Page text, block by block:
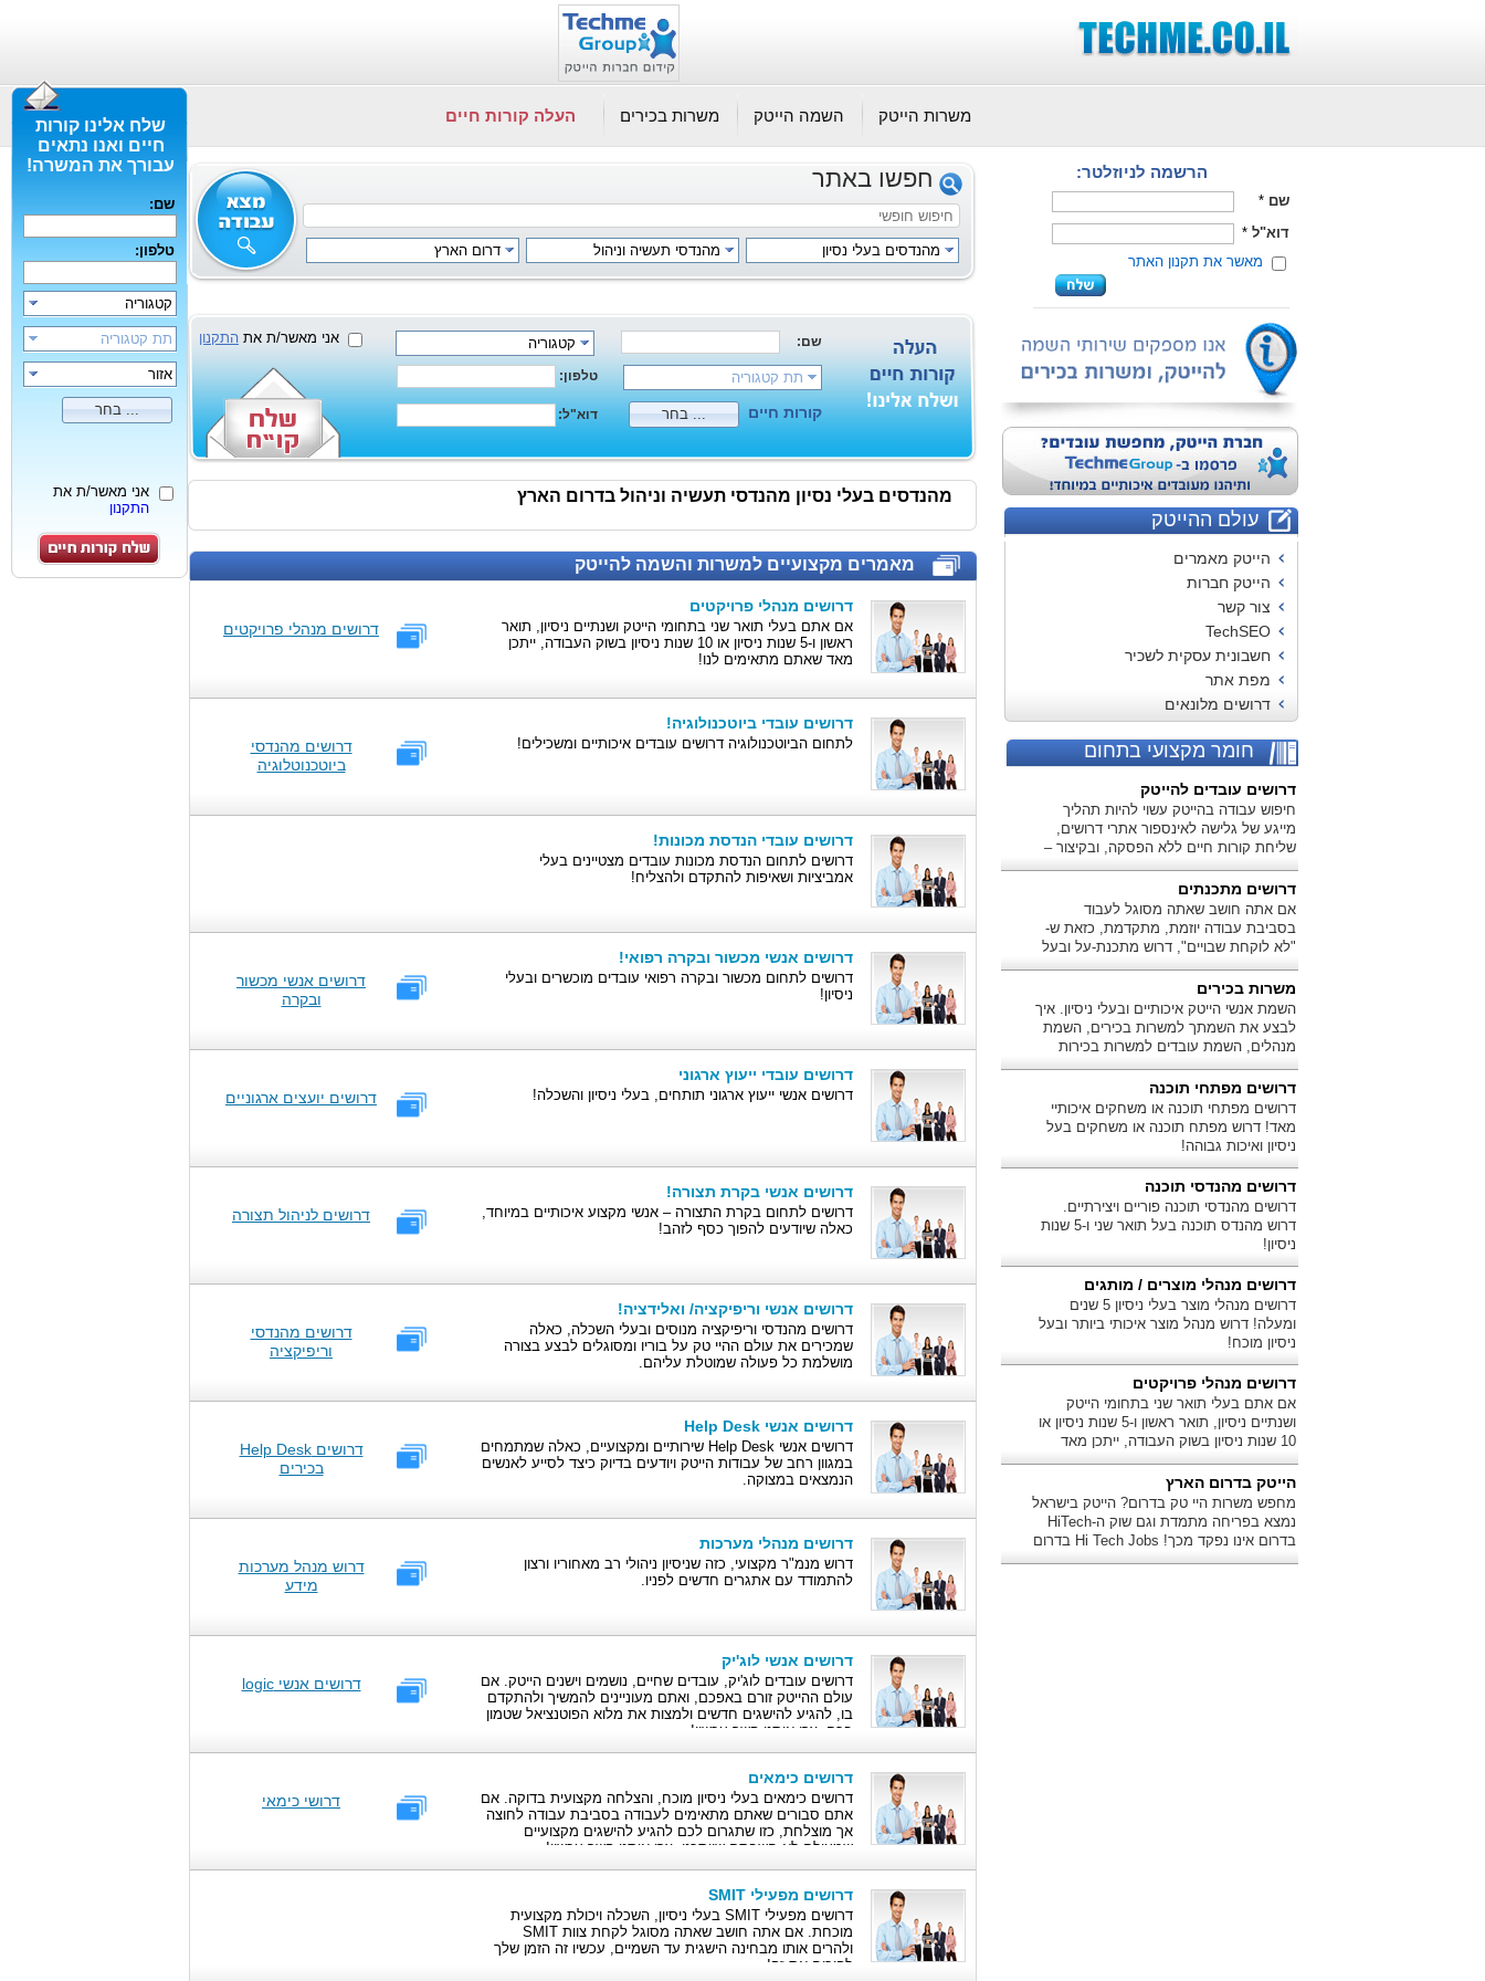
משרות הייטק השמה הייטק משרות בכירים העלה קורות חיים
הרשמה לניוזלטר:
שם *
דוא"ל *
מאשר את תקנון האתר
עולם ההייטק
הייטק מאמרים
הייטק חברות
צור קשר
TechSEO
חשבונית עסקית לשכיר
מפת אתר
דרושים מלונאים
חומר מקצועי בתחום
דרושים עובדים להייטק
חיפוש עבודה בהייטק עשוי להיות תהליך
מייגע של גלישה לאינספור אתרי דרושים,
שליחת קורות חיים ללא הפסקה, ובקיצור –
דיכאון אחד גדול.
דרושים מתכנתים
אם אתה חושב שאתה מסוגל לעבוד
בסביבת עבודה יוזמת, מתקדמת, כזאת ש-
"לא לוקחת שבויים", דרוש מתכנת-על ובעל
ניסיון!
משרות בכירים
השמת אנשי הייטק איכותיים ובעלי ניסיון. איך
לבצע את השמתך למשרות בכירים, השמת
מנהלים, השמת עובדים למשרות בכירות
ומשרות ניהול?
דרושים מפתחי תוכנה
דרושים מפתחי תוכנה או משחקים איכותיי
מאד! דרוש מפתח תוכנה או משחקים בעל
ניסיון ואיכות גבוהה!
דרושים מהנדסי תוכנה
דרושים מהנדסי תוכנה פוריים ויצירתיים.
דרוש מהנדס תוכנה בעל תואר שני ו-5 שנות
ניסיון!
דרושים מנהלי מוצרים / מותגים
דרושים מנהלי מוצר בעלי ניסיון 5 שנים
ומעלה! דרוש מנהל מוצר איכותי ביותר ובעל
ניסיון מוכח!
דרושים מנהלי פרויקטים
אם אתם בעלי תואר שני בתחומי הייטק
ושנתיים ניסיון, תואר ראשון ו-5 שנות ניסיון או
10 שנות ניסיון בשוק העבודה, ייתכן מאד
שאתם מתאימים לנו!
הייטק בדרום הארץ
מחפש משרות היי טק בדרום? הייטק בישראל
נמצא בפריחה מתמדת וגם שוק ה-HiTech
בדרום אינו נפקד מכך! Hi Tech Jobs בדרום
יש הרבה, ואנו נסייע לך למצוא אותן!
חפשו באתר
מהנדסים בעלי נסיון מהנדסי תעשיה וניהול דרום הארץ
אני מאשר/ת את התקנון שם: קטגוריה
תת קטגוריה טלפון:
קורות חיים דוא"ל:
מהנדסים בעלי נסיון מהנדסי תעשיה וניהול בדרום הארץ
מאמרים מקצועיים למשרות והשמה להייטק
דרושים מנהלי פרויקטים
אם אתם בעלי תואר שני בתחומי הייטק ושנתיים ניסיון, תואר
ראשון ו-5 שנות ניסיון או 10 שנות ניסיון בשוק העבודה, ייתכן
מאד שאתם מתאימים לנו!
דרושים מנהלי פרויקטים
דרושים עובדי ביוטכנולוגיה!
לתחום הביוטכנולוגיה דרושים עובדים איכותיים ומשכילים!
דרושים מהנדסי
ביוטכנוטלוגיה
דרושים עובדי הנדסת מכונות!
דרושים לתחום הנדסת מכונות עובדים מצטיינים בעלי
אמביציות ושאיפות להתקדם ולהצליח!
דרושים אנשי מכשור ובקרה רפואי!
דרושים לתחום מכשור ובקרה רפואי עובדים מוכשרים ובעלי
ניסיון!
דרושים אנשי מכשור
ובקרה
דרושים עובדי ייעוץ ארגוני
דרושים אנשי ייעוץ ארגוני תותחים, בעלי ניסיון והשכלה! דרושים יועצים ארגוניים
דרושים אנשי בקרת תצורה!
דרושים לתחום בקרת התצורה – אנשי מקצוע איכותיים במיוחד,
כאלה שיודעים להפוך כסף לזהב!
דרושים לניהול תצורה
דרושים אנשי וריפיקציה/ ואלידציה!
דרושים מהנדסי וריפיקציה מנוסים ובעלי השכלה, כאלה
שמכירים את עולם ההיי טק על בוריו ומסוגלים לבצע בצורה
מושלמת כל פעולה שמוטלת עליהם.
דרושים מהנדסי
וריפיקציה
דרושים אנשי Help Desk
דרושים אנשי Help Desk שירותיים ומקצועיים, כאלה שמתמחים
במגוון רחב של עבודות הייטק ויודעים בדיוק כיצד לסייע לאנשים
הנמצאים במצוקה.
דרושים Help Desk
בכירים
דרושים מנהלי מערכות
דרוש מנמ"ר מקצועי, כזה שניסיון ניהולי רב מאחוריו ורצון
להתמודד עם אתגרים חדשים לפניו.
דרוש מנהל מערכות
מידע
דרושים אנשי לוג'יק
דרושים עובדים לוג'יק, עובדים שחיים, נושמים וישנים הייטק. אם
עולם ההייטק זורם באפכם, ואתם מעוניינים להמשיך ולהתקדם
בו, להגיע להישגים חדשים ולמצות את מלוא הפוטנציאל שטמון
בכם, צרו איתנו קשר עכשיו!
דרושים אנשי logic
דרושים כימאים
דרושים כימאים בעלי ניסיון מוכח, והצלחה מקצועית בדוקה. אם
אתם סבורים שאתם מתאימים לעבודה בסביבת עבודה לחוצה
אך מוצלחת, כזו שתגרום לכם להגיע להישגים מקצועיים
שמעולם לא חשבתם שייתכנו, צרו איתנו קשר עכשיו!
דרושי כימאי
דרושים מפעילי SMIT
דרושים מפעילי SMIT בעלי ניסיון, השכלה ויכולת מקצועית
מוכחת. אם אתה חושב שאתה מסוגל לקחת צוות SMIT
ולהרים אותו מבחינה הישגית עד השמיים, עכשיו זה הזמן שלך
להוכיח את זה!
שלח אלינו קורות
חיים ואנו נתאים
עבורך את המשרה!
שם:
טלפון:
קטגוריה
תת קטגוריה
אזור
בחר ...
אני מאשר/ת את
התקנון